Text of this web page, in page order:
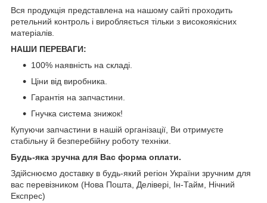
Вся продукція представлена на нашому сайті проходить
ретельний контроль і виробляється тільки з високоякісних
матеріалів.
НАШИ ПЕРЕВАГИ:
100% наявність на складі.
Ціни від виробника.
Гарантія на запчастини.
Гнучка система знижок!
Купуючи запчастини в нашій організації, Ви отримуєте
стабільну й безперебійну роботу техніки.
Будь-яка зручна для Вас форма оплати.
Здійснюємо доставку в будь-який регіон України зручним для
вас перевізником (Нова Пошта, Делівері, Ін-Тайм, Нічний
Експрес)